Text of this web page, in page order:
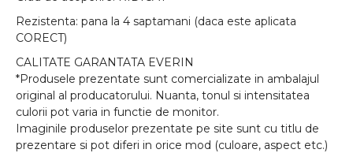
Rezistenta: pana la 4 saptamani (daca este aplicata
CORECT)
CALITATE GARANTATA EVERIN
*Produsele prezentate sunt comercializate in ambalajul
original al producatorului. Nuanta, tonul si intensitatea
culorii pot varia in functie de monitor.
Imaginile produselor prezentate pe site sunt cu titlu de
prezentare si pot diferi in orice mod (culoare, aspect etc.)